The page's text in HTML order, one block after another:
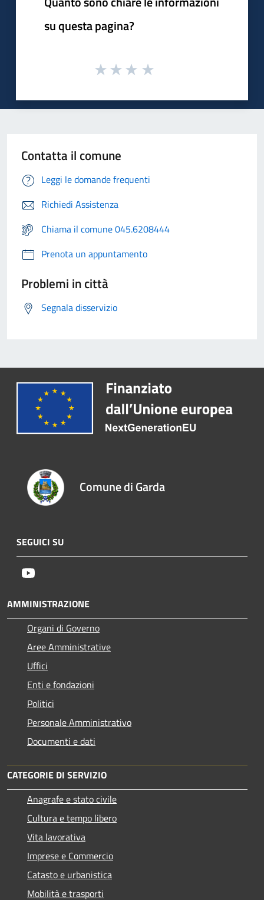
su questa pagina?
Contatta il comune
Leggi le domande frequenti
Richiedi Assistenza
Chiama il comune 045.6208444
Prenota un appuntamento
Problemi in città
Segnala disservizio
Comune di Garda
SEGUICI SU
AMMINISTRAZIONE
Organi di Governo
Aree Amministrative
Uffici
Enti e fondazioni
Politici
Personale Amministrativo
Documenti e dati
CATEGORIE DI SERVIZIO
Anagrafe e stato civile
Cultura e tempo libero
Vita lavorativa
Imprese e Commercio
Catasto e urbanistica
Mobilità e trasporti